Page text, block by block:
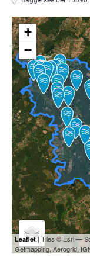
+
−
Leaflet| Tiles © Esri —
Getmapping, Aerogrid,